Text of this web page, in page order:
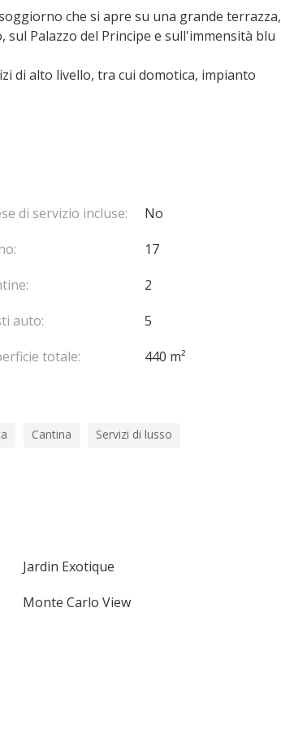
che si apre su una grande terrazza,
Palazzo del Principe e sull'immensità blu
di alto livello, tra cui domotica, impianto
dal pavimento al soffitto creano un
un doppio camerino e un'area benessere
di servizio incluse:
No
17
2
auto:
5
totale:
440 m²
Cantina Servizi di lusso
Jardin Exotique
Monte Carlo View